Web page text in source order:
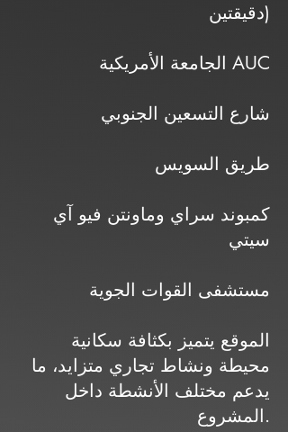
دقيقتين)
الجامعة الأمريكية AUC
شارع التسعين الجنوبي
طريق السويس
كمبوند سراي وماونتن فيو آي
سيتي
مستشفى القوات الجوية
الموقع يتميز بكثافة سكانية
محيطة ونشاط تجاري متزايد، ما
يدعم مختلف الأنشطة داخل
المشروع.